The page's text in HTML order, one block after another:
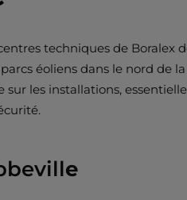
techniques de Boralex
éoliens dans le nord de
les installations,
e